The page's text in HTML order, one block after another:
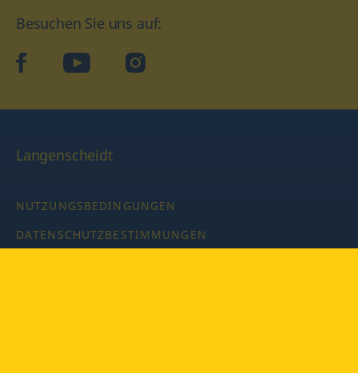
Besuchen Sie uns auf:
facebookYouTube Instagram
Langenscheidt
NUTZUNGSBEDINGUNGEN
DATENSCHUTZBESTIMMUNGEN